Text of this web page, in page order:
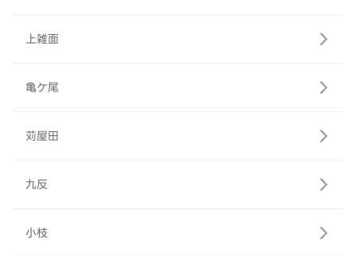
上雑面
亀ケ尾
苅屋田
九反
小枝